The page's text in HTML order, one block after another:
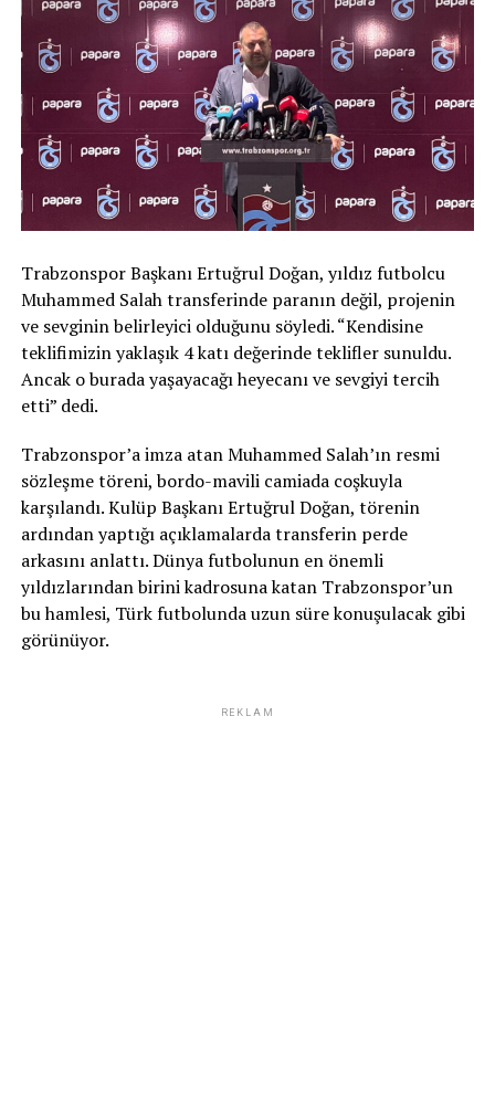
Trabzonspor Başkanı Ertuğrul Doğan, yıldız futbolcu
Muhammed Salah transferinde paranın değil, projenin
ve sevginin belirleyici olduğunu söyledi. “Kendisine
teklifimizin yaklaşık 4 katı değerinde teklifler sunuldu.
Ancak o burada yaşayacağı heyecanı ve sevgiyi tercih
etti” dedi.
Trabzonspor’a imza atan Muhammed Salah’ın resmi
sözleşme töreni, bordo-mavili camiada coşkuyla
karşılandı. Kulüp Başkanı Ertuğrul Doğan, törenin
ardından yaptığı açıklamalarda transferin perde
arkasını anlattı. Dünya futbolunun en önemli
yıldızlarından birini kadrosuna katan Trabzonspor’un
bu hamlesi, Türk futbolunda uzun süre konuşulacak gibi
görünüyor.
REKLAM